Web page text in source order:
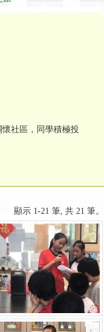
社區，同學積極投
顯示 1-21 筆, 共 21 筆。